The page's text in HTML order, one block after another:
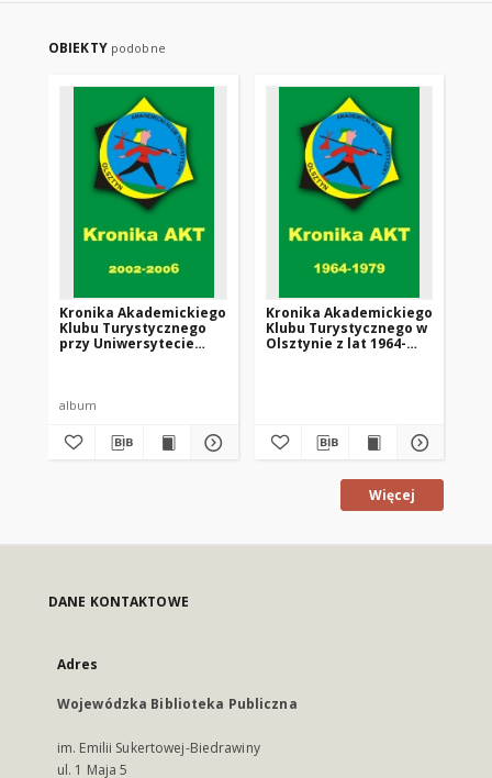
OBIEKTY podobne
Kronika Akademickiego
Klubu Turystycznego
przy Uniwersytecie
album
Kronika Akademickiego
Klubu Turystycznego w
Olsztynie z lat 1964-
Więcej
DANE KONTAKTOWE
Adres
Wojewódzka Biblioteka Publiczna
im. Emilii Sukertowej-Biedrawiny
ul. 1 Maja 5